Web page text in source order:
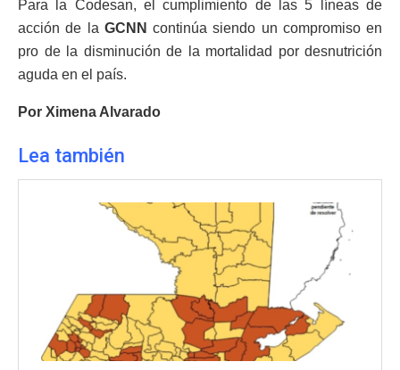
Para la Codesan, el cumplimiento de las 5 líneas de
acción de la GCNN continúa siendo un compromiso en
pro de la disminución de la mortalidad por desnutrición
aguda en el país.
Por Ximena Alvarado
Lea también